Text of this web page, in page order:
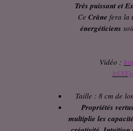
Très puissant et
Ce Crâne fera la
énergéticiens
Vidéo :
Taille : 8 cm de
Propriétés vertus
multiplie les